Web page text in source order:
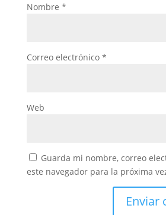
Nombre *
Correo electrónico *
Web
Guarda mi nombre, correo
este navegador para la próxima